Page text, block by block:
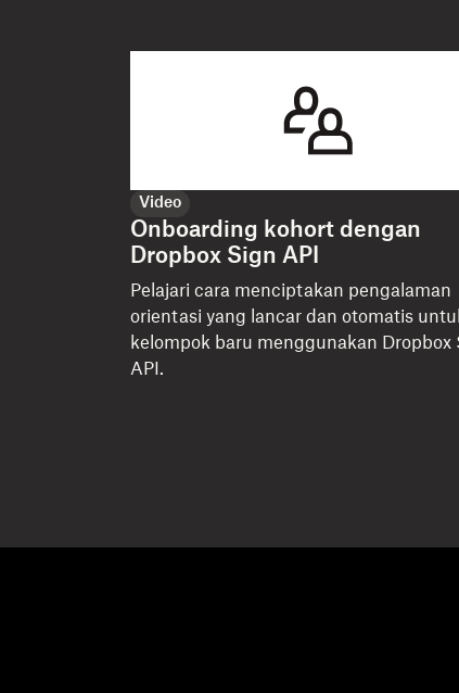
Video
Onboarding kohort dengan
Dropbox Sign API
Pelajari cara menciptakan pengalaman
orientasi yang lancar dan otomatis
kelompok baru menggunakan Dropbox
API.